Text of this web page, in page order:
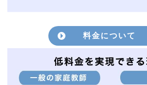
料金について